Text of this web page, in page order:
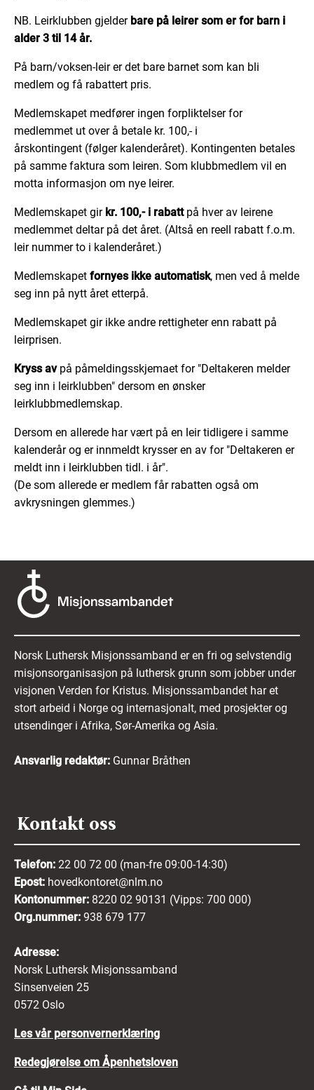
NB. Leirklubben gjelder bare på leirer som er for barn i
alder 3 til 14 år.
På barn/voksen-leir er det bare barnet som kan bli
medlem og få rabattert pris.
Medlemskapet medfører ingen forpliktelser for
medlemmet ut over å betale kr. 100,- i
årskontingent (følger kalenderåret). Kontingenten betales
på samme faktura som leiren. Som klubbmedlem vil en
motta informasjon om nye leirer.
Medlemskapet gir kr. 100,- i rabatt på hver av leirene
medlemmet deltar på det året. (Altså en reell rabatt f.o.m.
leir nummer to i kalenderåret.)
Medlemskapet fornyes ikke automatisk, men ved å melde
seg inn på nytt året etterpå.
Medlemskapet gir ikke andre rettigheter enn rabatt på
leirprisen.
Kryss avpå påmeldingsskjemaet for "Deltakeren melder
seg inn i leirklubben" dersom en ønsker
leirklubbmedlemskap.
Dersom en allerede har vært på en leir tidligere i samme
kalenderår og er innmeldt krysser en av for "Deltakeren er
meldt inn i leirklubben tidl. i år".
(De som allerede er medlem får rabatten også om
avkrysningen glemmes.)
Norsk Luthersk Misjonssamband er en fri og selvstendig
misjonsorganisasjon på luthersk grunn som jobber under
visjonen Verden for Kristus. Misjonssambandet har et
stort arbeid i Norge og internasjonalt, med prosjekter og
utsendinger i Afrika, Sør-Amerika og Asia.
Ansvarlig redaktør: Gunnar Bråthen
Kontakt oss
Telefon: 22 00 72 00 (man-fre 09:00-14:30)
Epost: hovedkontoret@nlm.no
Kontonummer: 8220 02 90131 (Vipps: 700 000)
Org.nummer: 938 679 177
Adresse:
Norsk Luthersk Misjonssamband
Sinsenveien 25
0572 Oslo
Les vår personvernerklæring
Redegjørelse om Åpenhetsloven